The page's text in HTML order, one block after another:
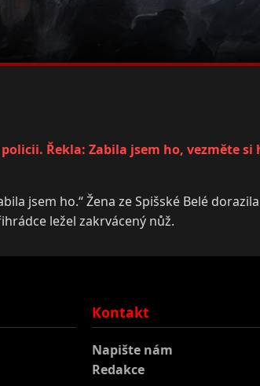
Řekla: Zabila jsem ho, vezměte si
jsem ho.“ Žena ze Spišské Belé
ležel zakrvácený nůž.
Kontakt
Napište nám
Redakce